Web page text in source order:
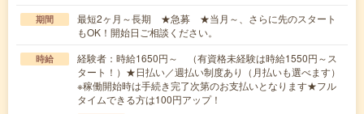
期間
最短2ヶ月～長期 ★急募 ★当月～、さらに先のスタート
もOK！開始日ご相談ください。
時給
経験者：時給1650円～ （有資格未経験は時給1550円～ス
タート！）★日払い／週払い制度あり（月払いも選べます）
※稼働開始時は手続き完了次第のお支払いとなります★フル
タイムできる方は100円アップ！